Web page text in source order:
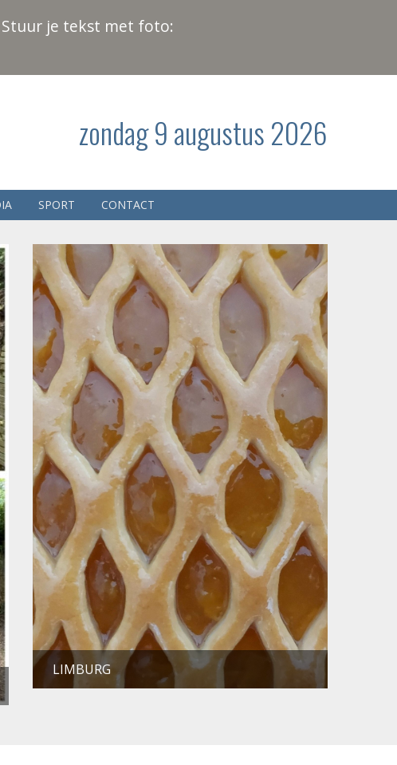
Stuur je tekst met foto:
zondag 9 augustus 2026
SPORT CONTACT
LIMBURG